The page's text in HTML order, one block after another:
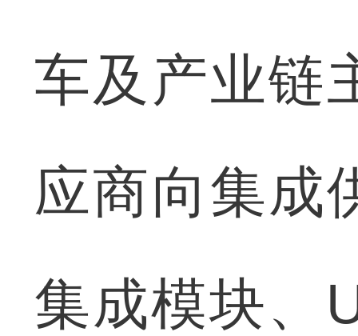
车及产业链
应商向集成
集成模块、